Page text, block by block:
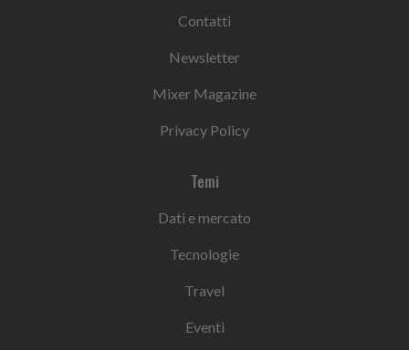
Contatti
Newsletter
Mixer Magazine
Privacy Policy
Temi
Dati e mercato
Tecnologie
Travel
Eventi